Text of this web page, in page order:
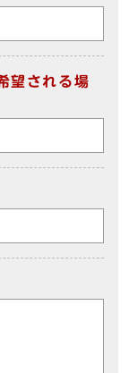
望される場